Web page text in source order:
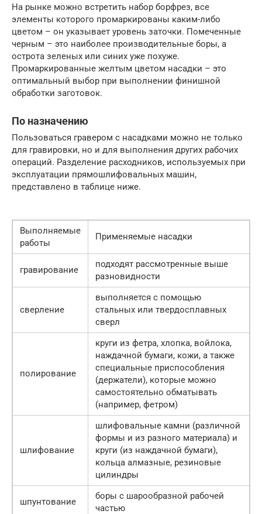
На рынке можно встретить набор борфрез, все
элементы которого промаркированы каким-либо
цветом – он указывает уровень заточки. Помеченные
черным – это наиболее производительные боры, а
острота зеленых или синих уже похуже.
Промаркированные желтым цветом насадки – это
оптимальный выбор при выполнении финишной
обработки заготовок.
По назначению
Пользоваться гравером с насадками можно не только
для гравировки, но и для выполнения других рабочих
операций. Разделение расходников, используемых при
эксплуатации прямошлифовальных машин,
представлено в таблице ниже.
Выполняемые
работы
Применяемые насадки
гравирование
подходят рассмотренные выше
разновидности
сверление
выполняется с помощью
стальных или твердосплавных
сверл
полирование
круги из фетра, хлопка, войлока,
наждачной бумаги, кожи, а также
специальные приспособления
(держатели), которые можно
самостоятельно обматывать
(например, фетром)
шлифование
шлифовальные камни (различной
формы и из разного материала) и
круги (из наждачной бумаги),
кольца алмазные, резиновые
цилиндры
шпунтование
боры с шарообразной рабочей
частью